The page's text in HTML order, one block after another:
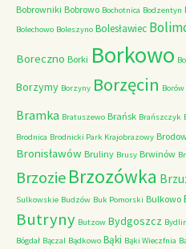
Bobrowniki Bobrowo Bochotnica Bodzentyn
Bolechowo Boleszyno Bolesławiec
Boreczno Borki Borkowo
Borzymy Borzyny Borzęcin Borów
Bramka Bratuszewo Brańsk Brańszczyk
Brodnica Brodnicki Park Krajobrazowy
Bronisławów Bruliny Brusy Brwinów
Brzozie Brzozówka
Sulkowskie Budzów Buk Pomorski Bulkowo
Butryny Butzow Bydgoszcz Bydlin
Bógdał Bączal Bądkowo Bąki Bąki Wieczfnia